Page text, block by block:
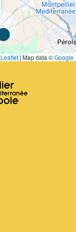
Leaflet | Map data ©Google